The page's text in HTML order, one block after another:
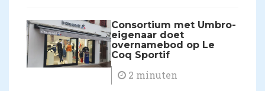
Consortium met Umbro-
eigenaar doet
overnamebod op Le
Coq Sportif
2 minuten